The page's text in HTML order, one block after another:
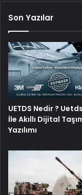
Son Yazılar
UETDS Nedir ?
İle Akıllı Dijital
Yazılımı